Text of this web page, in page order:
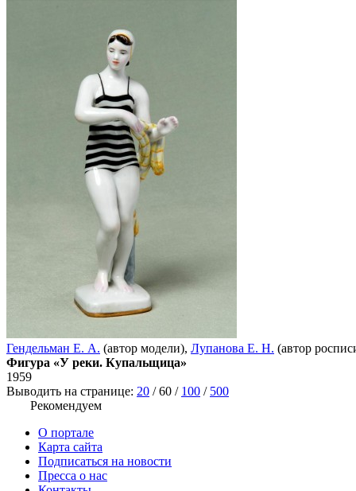
Гендельман Е. А. (автор модели), Лупанова Е. Н. (автор
Фигура «У реки. Купальщица»
1959
Выводить на странице: 20 /60 / 100 / 500
Рекомендуем
О портале
Карта сайта
Подписаться на новости
Пресса о нас